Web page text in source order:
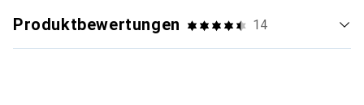
Produktbewertungen 14